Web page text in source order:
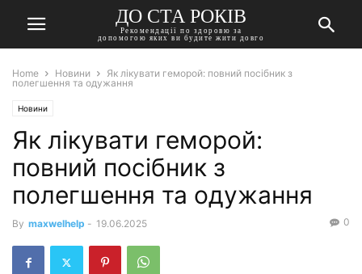
ДО СТА РОКІВ
Рекомендації по здоровю за
допомогою яких ви будите жити довго
Home Новини
Як лікувати геморой: повний посібник з
полегшення та одужання
Новини
Як лікувати геморой:
повний посібник з
полегшення та одужання
By maxwelhelp - 19.06.2025 0